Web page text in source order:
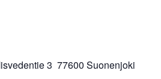
3 77600 Suonenjoki